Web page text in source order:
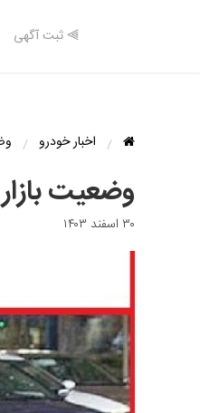
⫸ ثبت آگهی
اخبار خودرو
وضعیت بازار
۳۰ اسفند ۱۴۰۳